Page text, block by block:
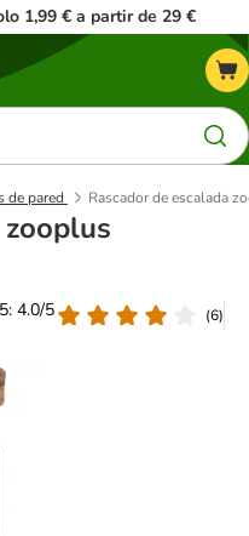
1,99 € a partir de 29 €
de pared Rascador de escalada
4.0/5
(6)